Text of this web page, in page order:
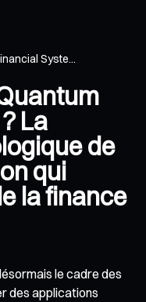
Syste...
La
de
qui
la finance
le cadre des
des applications